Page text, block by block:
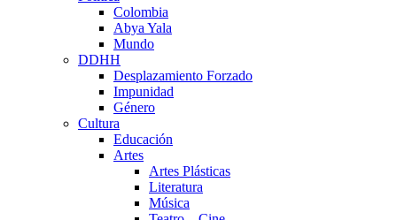
Colombia
Abya Yala
Mundo
DDHH
Desplazamiento Forzado
Impunidad
Género
Cultura
Educación
Artes
Artes Plásticas
Literatura
Música